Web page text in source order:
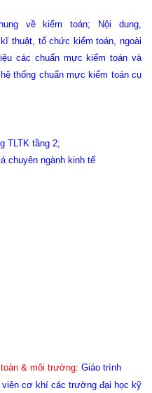
về kiểm toán; Nội dung,
thuật, tổ chức kiểm toán, ngoài
các chuẩn mực kiểm toán và
thống chuẩn mực kiểm toán cụ
TLTK tầng 2;
chuyên ngành kinh tế
& môi trường: Giáo trình
viên cơ khí các trường đại học kỹ